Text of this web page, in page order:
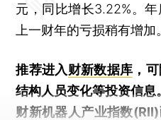
元，同比增长3.22%。
上一财年的亏损稍有增加。
推荐进入财新数据库 ，
结构人员变化等投资信息。
财新机器人产业指数(RII)